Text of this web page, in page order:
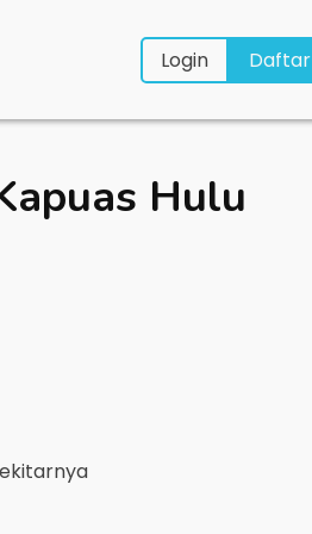
Login Daftar
Hulu